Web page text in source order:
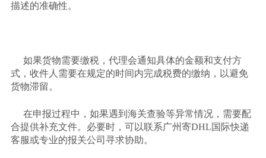
描述的准确性。
如果货物需要缴税，代理会通知具体的金额和支付方
式，收件人需要在规定的时间内完成税费的缴纳，以避免
货物滞留。
在申报过程中，如果遇到海关查验等异常情况，需要配
合提供补充文件。必要时，可以联系广州寄DHL国际快递
客服或专业的报关公司寻求协助。